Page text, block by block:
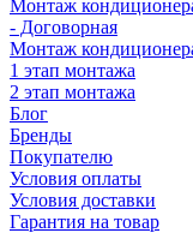
Монтаж
- Договорная
Монтаж
1 этап монтажа
2 этап монтажа
Блог
Бренды
Покупателю
Условия оплаты
Условия доставки
Гарантия на товар